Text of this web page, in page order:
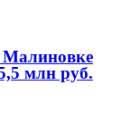
млн руб.